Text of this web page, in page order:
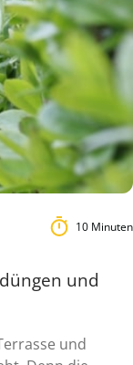
10 Minuten
und
und